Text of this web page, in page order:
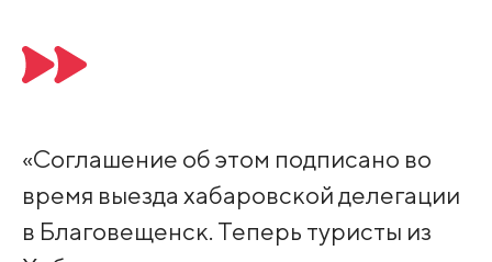
«Соглашение об этом подписано во
время выезда хабаровской делегации
в Благовещенск. Теперь туристы из